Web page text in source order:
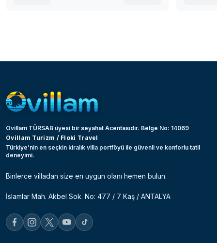
Ovillam TÜRSAB üyesi bir seyahat Acentasıdır. Belge No: 14069
Ovillam Turizm / Floki Travel
Türkiye’nin en seçkin kiralık villa portföyü ile güvenli ve konforlu tatil
deneyimi.
Binlerce villadan size en uygun olanı hemen bulun.
İslamlar Mah. Akbel Sok. No: 477 / 7 Kaş / ANTALYA